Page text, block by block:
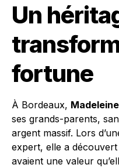
Un
fortune
À Bordeaux, Madeleine
ses grands-parents,
argent massif. Lors
expert, elle a
avaient une valeur